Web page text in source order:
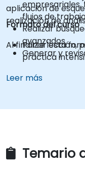
aplicación de
realización de
Al finalizar esta
empresariales,
flujos de
Realizar
avanzados.
Generar y
Formato del curso
Parte lección,
práctica
Leer más
Temario